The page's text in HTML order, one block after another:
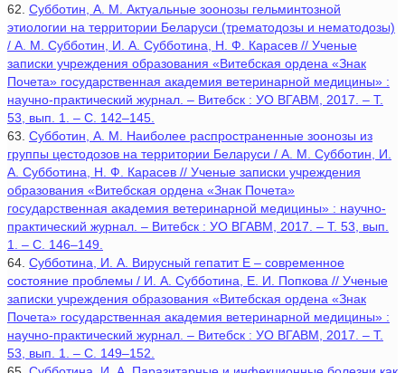
62. Субботин, А. М. Актуальные зоонозы гельминтозной
этиологии на территории Беларуси (трематодозы и нематодозы)
/ А. М. Субботин, И. А. Субботина, Н. Ф. Карасев // Ученые
записки учреждения образования «Витебская ордена «Знак
Почета» государственная академия ветеринарной медицины» :
научно-практический журнал. – Витебск : УО ВГАВМ, 2017. – Т.
53, вып. 1. – С. 142–145.
63. Субботин, А. М. Наиболее распространенные зоонозы из
группы цестодозов на территории Беларуси / А. М. Субботин, И.
А. Субботина, Н. Ф. Карасев // Ученые записки учреждения
образования «Витебская ордена «Знак Почета»
государственная академия ветеринарной медицины» : научно-
практический журнал. – Витебск : УО ВГАВМ, 2017. – Т. 53, вып.
1. – С. 146–149.
64. Субботина, И. А. Вирусный гепатит Е – современное
состояние проблемы / И. А. Субботина, Е. И. Попкова // Ученые
записки учреждения образования «Витебская ордена «Знак
Почета» государственная академия ветеринарной медицины» :
научно-практический журнал. – Витебск : УО ВГАВМ, 2017. – Т.
53, вып. 1. – С. 149–152.